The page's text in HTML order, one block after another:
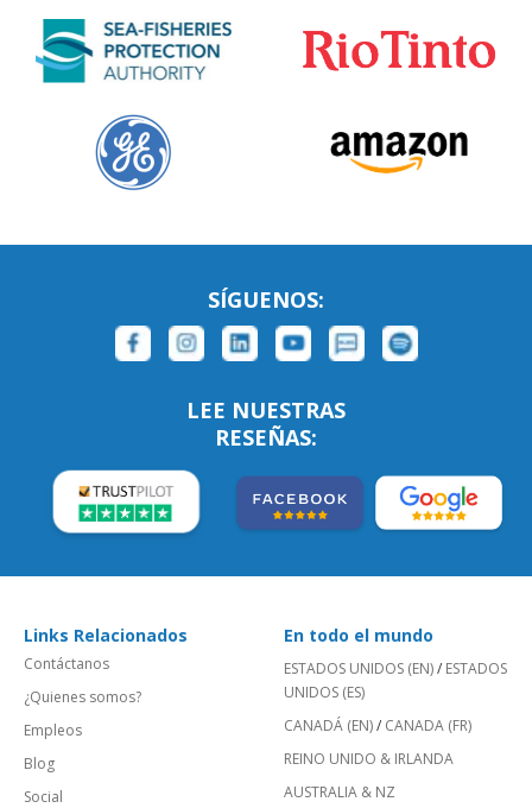
SÍGUENOS:
LEE NUESTRAS
RESEÑAS:
Links Relacionados
Contáctanos
¿Quienes somos?
Empleos
Blog
Social
En todo el mundo
ESTADOS UNIDOS (EN)/ ESTADOS
UNIDOS (ES)
CANADÁ (EN)/ CANADA (FR)
REINO UNIDO & IRLANDA
AUSTRALIA & NZ